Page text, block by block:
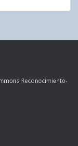
Reconocimiento-